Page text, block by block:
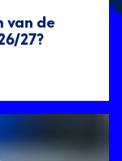
van de
27?